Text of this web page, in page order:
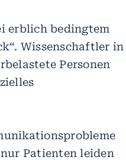
erblich bedingtem
Wissenschaftler in
Personen
Patienten leiden